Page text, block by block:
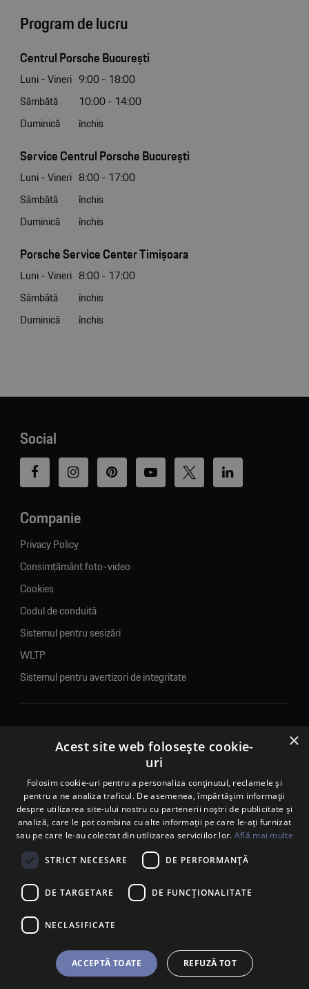
Program de lucru
Centrul Porsche București
Luni - Vineri 9:00 - 18:00
Sâmbătă
10:00 - 14:00
Duminică
închis
Service Centrul Porsche București
Luni - Vineri 8:00 - 17:00
Sâmbătă
închis
Duminică
închis
Porsche Service Center Timișoara
Luni - Vineri 8:00 - 17:00
Sâmbătă
închis
Duminică
închis
Social
Companie
Privacy Policy
Consimțământ foto-video
Cookies
Codul de conduită
Sistemul pentru sesizări
WLTP
Sistemul pentru avertizori de integritate
© 2026. Porsche Inter Auto Romania. Toate drepturile rezervate.
Porsche Inter Auto Romania SRL
RO22188461 J2007002067233
B-dul Pipera, nr. 2, Sala 1, Etaj 2, Voluntari, jud.Ilfov - sediu
social
B-dul Pipera, nr. 1/X, Centrul Porsche București – PCB,
Voluntari, jud. Ilfov – punct de lucru
Calea Lugojului, nr. 136, loc. Ghiroda, jud. Timiș – punct de
×
Acest site web folosește cookie-
uri
Folosim cookie-uri pentru a personaliza conținutul, reclamele și
pentru a ne analiza traficul. De asemenea, împărtășim informații
despre utilizarea site-ului nostru cu partenerii noștri de publicitate și
analiză, care le pot combina cu alte informații pe care le-ați furnizat
sau pe care le-au colectat din utilizarea serviciilor lor. Află mai multe
STRICT NECESARE DE PERFORMANȚĂ
DE TARGETARE DE FUNCŢIONALITATE
NECLASIFICATE
ACCEPTĂ TOATE REFUZĂ TOT